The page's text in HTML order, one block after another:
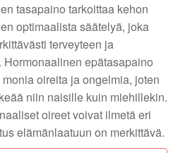
tasapaino tarkoittaa kehon
optimaalista säätelyä, joka
terveyteen ja
Hormonaalinen epätasapaino
oireita ja ongelmia, joten
niin naisille kuin miehillekin.
oireet voivat ilmetä eri
elämänlaatuun on merkittävä.